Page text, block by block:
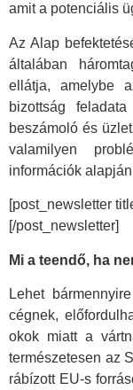
amit a potenciális
Az Alap
általában
ellátja, amelybe
bizottság
beszámoló és
valamilyen
információk
[post_newsletter
[/post_newsletter]
Mi a teendő, ha
Lehet
cégnek,
okok miatt a
természetesen az
rábízott EU-s